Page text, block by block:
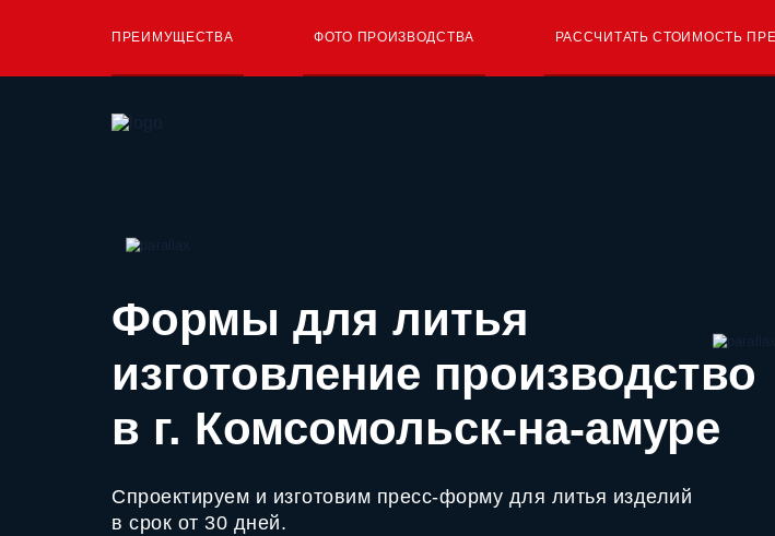
ПРЕИМУЩЕСТВА ФОТО ПРОИЗВОДСТВА РАССЧИТАТЬ СТОИМОСТЬ
Формы для литья
изготовление производство
в г. Комсомольск-на-амуре
Спроектируем и изготовим пресс-форму для литья изделий
в срок от 30 дней.